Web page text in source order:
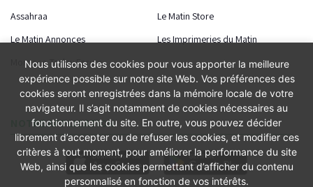
Assahraa
Le Matin Store
Le Matin Annonces
Les Imprimeries du Matin
Morocco Today Forum
NOTRE APPLICATION
Nous utilisons des cookies pour vous apporter la meilleure
expérience possible sur notre site Web. Vos préférences des
cookies seront enregistrées dans la mémoire locale de votre
navigateur. Il s’agit notamment de cookies nécessaires au
fonctionnement du site. En outre, vous pouvez décider
librement d’accepter ou de refuser les cookies, et modifier ces
critères à tout moment, pour améliorer la performance du site
Web, ainsi que les cookies permettant d’afficher du contenu
personnalisé en fonction de vos intérêts.